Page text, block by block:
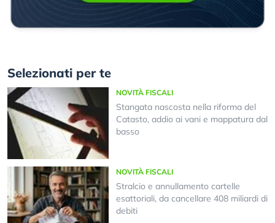
Selezionati per te
NOVITÀ FISCALI
Stangata nascosta nella riforma del
Catasto, addio ai vani e mappatura dal
basso
NOVITÀ FISCALI
Stralcio e annullamento cartelle
esattoriali, da cancellare 408 miliardi di
debiti